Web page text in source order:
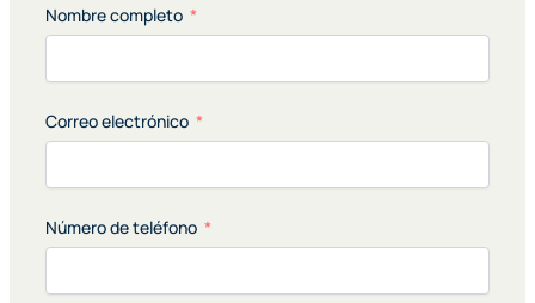
Nombre completo
Correo electrónico
Número de teléfono